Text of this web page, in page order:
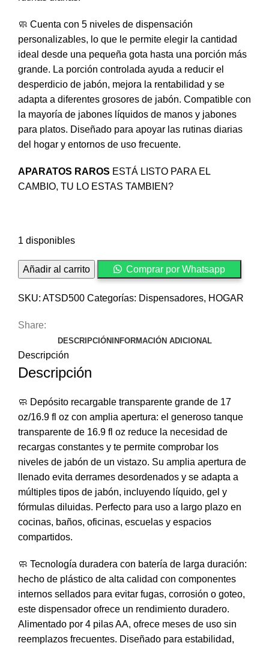
🧼 Cuenta con 5 niveles de dispensación
personalizables, lo que le permite elegir la cantidad
ideal desde una pequeña gota hasta una porción más
grande. La porción controlada ayuda a reducir el
desperdicio de jabón, mejora la rentabilidad y se
adapta a diferentes grosores de jabón. Compatible con
la mayoría de jabones líquidos de manos y jabones
para platos. Diseñado para apoyar las rutinas diarias
del hogar y entornos de uso frecuente.
APARATOS RAROS ESTÁ LISTO PARA EL
CAMBIO, TU LO ESTAS TAMBIEN?
1 disponibles
Dispensador
automático
de
🧼
cantidad
Añadir al carrito Comprar por Whatsapp
SKU: ATSD500 Categorías: Dispensadores, HOGAR
Share:
DESCRIPCIÓN INFORMACIÓN ADICIONAL
Descripción
Descripción
🧼 Depósito recargable transparente grande de 17
oz/16.9 fl oz con amplia apertura: el generoso tanque
transparente de 16.9 fl oz reduce la necesidad de
recargas constantes y te permite comprobar los
niveles de jabón de un vistazo. Su amplia apertura de
llenado evita derrames desordenados y se adapta a
múltiples tipos de jabón, incluyendo líquido, gel y
fórmulas diluidas. Perfecto para uso a largo plazo en
cocinas, baños, oficinas, escuelas y espacios
compartidos.
🧼 Tecnología duradera con batería de larga duración:
hecho de plástico de alta calidad con componentes
internos sellados para evitar fugas, corrosión o goteo,
este dispensador ofrece un rendimiento duradero.
Alimentado por 4 pilas AA, ofrece meses de uso sin
reemplazos frecuentes. Diseñado para estabilidad,